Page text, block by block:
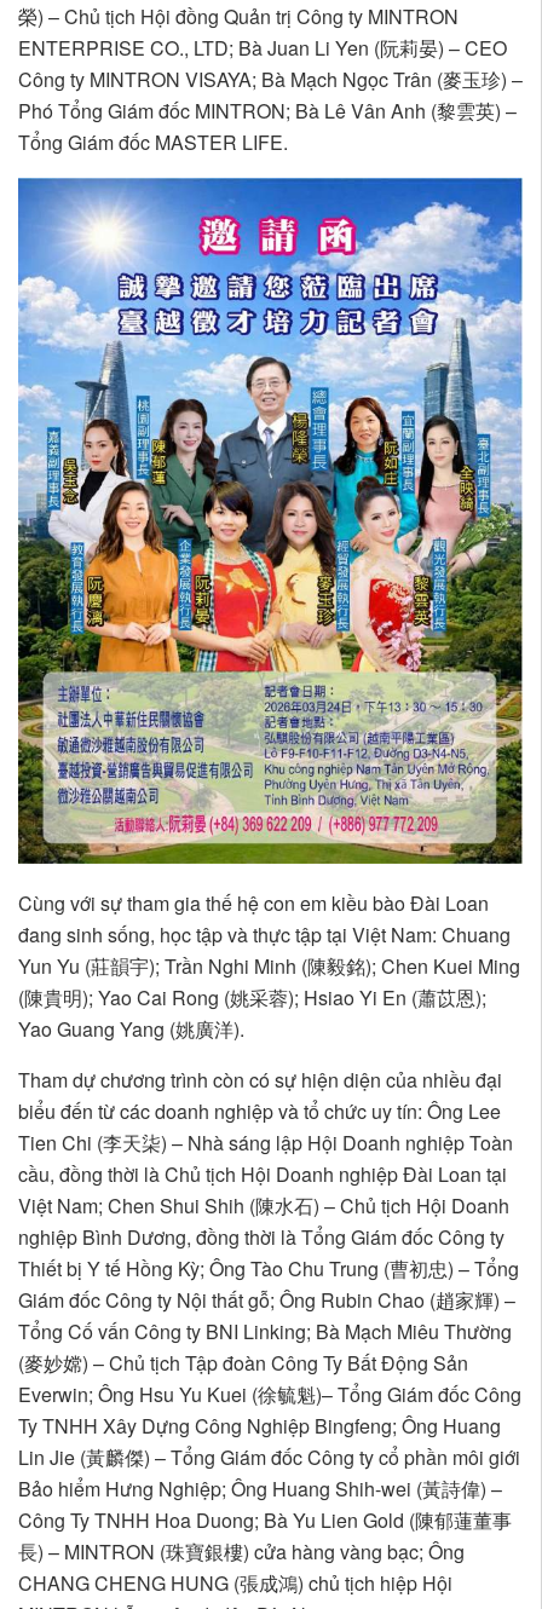
榮) – Chủ tịch Hội đồng Quản trị Công ty MINTRON
ENTERPRISE CO., LTD; Bà Juan Li Yen (阮莉晏) – CEO
Công ty MINTRON VISAYA; Bà Mạch Ngọc Trân (麥玉珍) –
Phó Tổng Giám đốc MINTRON; Bà Lê Vân Anh (黎雲英) –
Tổng Giám đốc MASTER LIFE.
Cùng với sự tham gia thế hệ con em kiều bào Đài Loan
đang sinh sống, học tập và thực tập tại Việt Nam: Chuang
Yun Yu (莊韻宇); Trần Nghi Minh (陳毅銘); Chen Kuei Ming
(陳貴明); Yao Cai Rong (姚采蓉); Hsiao Yi En (蕭苡恩);
Yao Guang Yang (姚廣洋).
Tham dự chương trình còn có sự hiện diện của nhiều đại
biểu đến từ các doanh nghiệp và tổ chức uy tín: Ông Lee
Tien Chi (李天柒) – Nhà sáng lập Hội Doanh nghiệp Toàn
cầu, đồng thời là Chủ tịch Hội Doanh nghiệp Đài Loan tại
Việt Nam; Chen Shui Shih (陳水石) – Chủ tịch Hội Doanh
nghiệp Bình Dương, đồng thời là Tổng Giám đốc Công ty
Thiết bị Y tế Hồng Kỳ; Ông Tào Chu Trung (曹初忠) – Tổng
Giám đốc Công ty Nội thất gỗ; Ông Rubin Chao (趙家輝) –
Tổng Cố vấn Công ty BNI Linking; Bà Mạch Miêu Thường
(麥妙嫦) – Chủ tịch Tập đoàn Công Ty Bất Động Sản
Everwin; Ông Hsu Yu Kuei (徐毓魁)– Tổng Giám đốc Công
Ty TNHH Xây Dựng Công Nghiệp Bingfeng; Ông Huang
Lin Jie (黃麟傑) – Tổng Giám đốc Công ty cổ phần môi giới
Bảo hiểm Hưng Nghiệp; Ông Huang Shih-wei (黃詩偉) –
Công Ty TNHH Hoa Duong; Bà Yu Lien Gold (陳郁蓮董事
長) – MINTRON (珠寶銀樓) cửa hàng vàng bạc; Ông
CHANG CHENG HUNG (張成鴻) chủ tịch hiệp Hội